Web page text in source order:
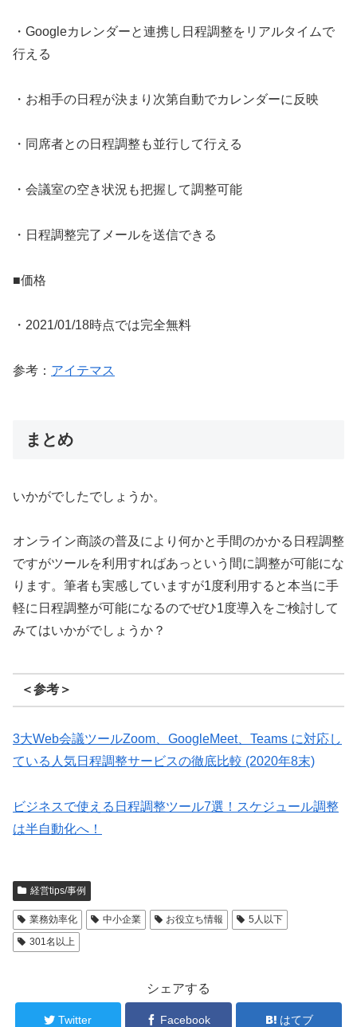
・Googleカレンダーと連携し日程調整をリアルタイムで
行える
・お相手の日程が決まり次第自動でカレンダーに反映
・同席者との日程調整も並行して行える
・会議室の空き状況も把握して調整可能
・日程調整完了メールを送信できる
■価格
・2021/01/18時点では完全無料
参考： アイテマス
まとめ
いかがでしたでしょうか。
オンライン商談の普及により何かと手間のかかる日程調整
ですがツールを利用すればあっという間に調整が可能にな
ります。筆者も実感していますが1度利用すると本当に手
軽に日程調整が可能になるのでぜひ1度導入をご検討して
みてはいかがでしょうか？
＜参考＞
3大Web会議ツールZoom、GoogleMeet、Teams に対応し
ている人気日程調整サービスの徹底比較 (2020年8末)
ビジネスで使える日程調整ツール7選！スケジュール調整
は半自動化へ！
経営tips/事例
業務効率化 中小企業 お役立ち情報
5人以下
301名以上
シェアする
Twitter Facebook はてブ